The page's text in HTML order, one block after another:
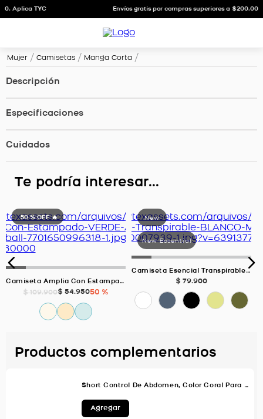
Envíos gratis por compras superiores a $200.000. Aplica TYC
Mujer Camisetas Manga Corta
Descripción
Especificaciones
Cuidados
Te podría interesar...
50 % OFF 🔥
Camiseta Amplia Con Estampado, Color VERDE AGUA Para Mujer
$ 109.900$ 54.95050 %
Camiseta Esencial Transpirable, Color BLANCO Para Mujer
$ 79.900
Productos complementarios
Short Control De Abdomen, Color Coral Para Mujer
Agregar